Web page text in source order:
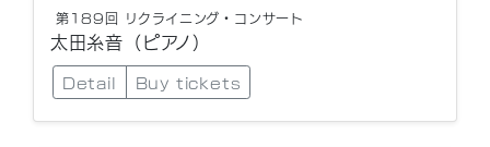
第189回 リクライニング・コンサート
太田糸音（ピアノ）
Detail Buy tickets